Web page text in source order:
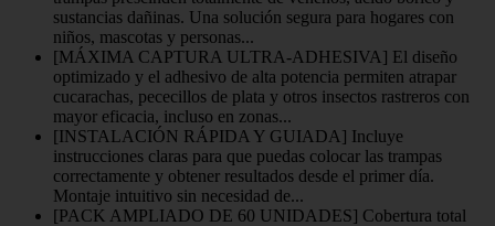
sustancias dañinas. Una solución segura para hogares con
niños, mascotas y personas...
[MÁXIMA CAPTURA ULTRA-ADHESIVA] El diseño
optimizado y el adhesivo de alta potencia permiten atrapar
cucarachas, pececillos de plata y otros insectos rastreros con
mayor eficacia, incluso en zonas...
[INSTALACIÓN RÁPIDA Y GUIADA] Incluye
instrucciones claras para que puedas colocar las trampas
correctamente y obtener resultados desde el primer día.
Montaje intuitivo sin necesidad de...
[PACK AMPLIADO DE 60 UNIDADES] Cobertura total